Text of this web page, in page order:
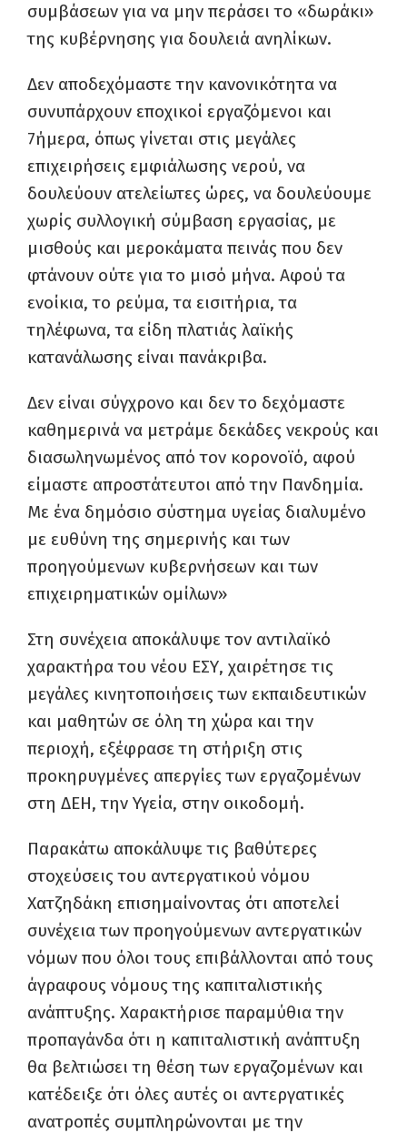
συμβάσεων για να μην περάσει το «δωράκι»
της κυβέρνησης για δουλειά ανηλίκων.
Δεν αποδεχόμαστε την κανονικότητα να
συνυπάρχουν εποχικοί εργαζόμενοι και
7ήμερα, όπως γίνεται στις μεγάλες
επιχειρήσεις εμφιάλωσης νερού, να
δουλεύουν ατελείωτες ώρες, να δουλεύουμε
χωρίς συλλογική σύμβαση εργασίας, με
μισθούς και μεροκάματα πεινάς που δεν
φτάνουν ούτε για το μισό μήνα. Αφού τα
ενοίκια, το ρεύμα, τα εισιτήρια, τα
τηλέφωνα, τα είδη πλατιάς λαϊκής
κατανάλωσης είναι πανάκριβα.
Δεν είναι σύγχρονο και δεν το δεχόμαστε
καθημερινά να μετράμε δεκάδες νεκρούς και
διασωληνωμένος από τον κορονοϊό, αφού
είμαστε απροστάτευτοι από την Πανδημία.
Με ένα δημόσιο σύστημα υγείας διαλυμένο
με ευθύνη της σημερινής και των
προηγούμενων κυβερνήσεων και των
επιχειρηματικών ομίλων»
Στη συνέχεια αποκάλυψε τον αντιλαϊκό
χαρακτήρα του νέου ΕΣΥ, χαιρέτησε τις
μεγάλες κινητοποιήσεις των εκπαιδευτικών
και μαθητών σε όλη τη χώρα και την
περιοχή, εξέφρασε τη στήριξη στις
προκηρυγμένες απεργίες των εργαζομένων
στη ΔΕΗ, την Υγεία, στην οικοδομή.
Παρακάτω αποκάλυψε τις βαθύτερες
στοχεύσεις του αντεργατικού νόμου
Χατζηδάκη επισημαίνοντας ότι αποτελεί
συνέχεια των προηγούμενων αντεργατικών
νόμων που όλοι τους επιβάλλονται από τους
άγραφους νόμους της καπιταλιστικής
ανάπτυξης. Χαρακτήρισε παραμύθια την
προπαγάνδα ότι η καπιταλιστική ανάπτυξη
θα βελτιώσει τη θέση των εργαζομένων και
κατέδειξε ότι όλες αυτές οι αντεργατικές
ανατροπές συμπληρώνονται με την